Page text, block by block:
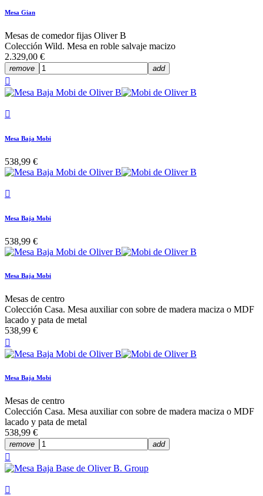
Mesa Gian
Mesas de comedor fijas Oliver B
Colección Wild. Mesa en roble salvaje macizo
2.329,00 €
remove add


Mesa Baja Mobi
538,99 €

Mesa Baja Mobi
538,99 €
Mesa Baja Mobi
Mesas de centro
Colección Casa. Mesa auxiliar con sobre de madera maciza o MDF
lacado y pata de metal
538,99 €

Mesa Baja Mobi
Mesas de centro
Colección Casa. Mesa auxiliar con sobre de madera maciza o MDF
lacado y pata de metal
538,99 €
remove add

